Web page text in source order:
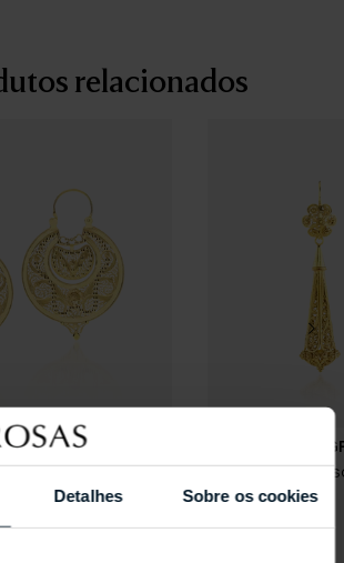
Detalhes Sobre os cookies
relacionados
Heritage
HOUSE OF
Brincos de